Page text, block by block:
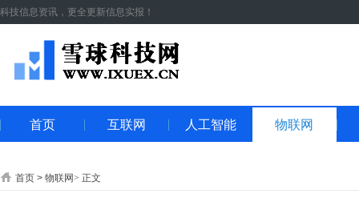
科技信息资讯，更全更新信息实报！
首页 互联网 人工智能 物联网
首页 > 物联网> 正文